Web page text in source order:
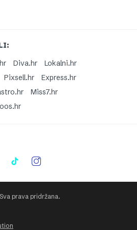
Diva.hr
Lokalni.hr
Pixsell.hr
Express.hr
Miss7.hr
prava pridržana.